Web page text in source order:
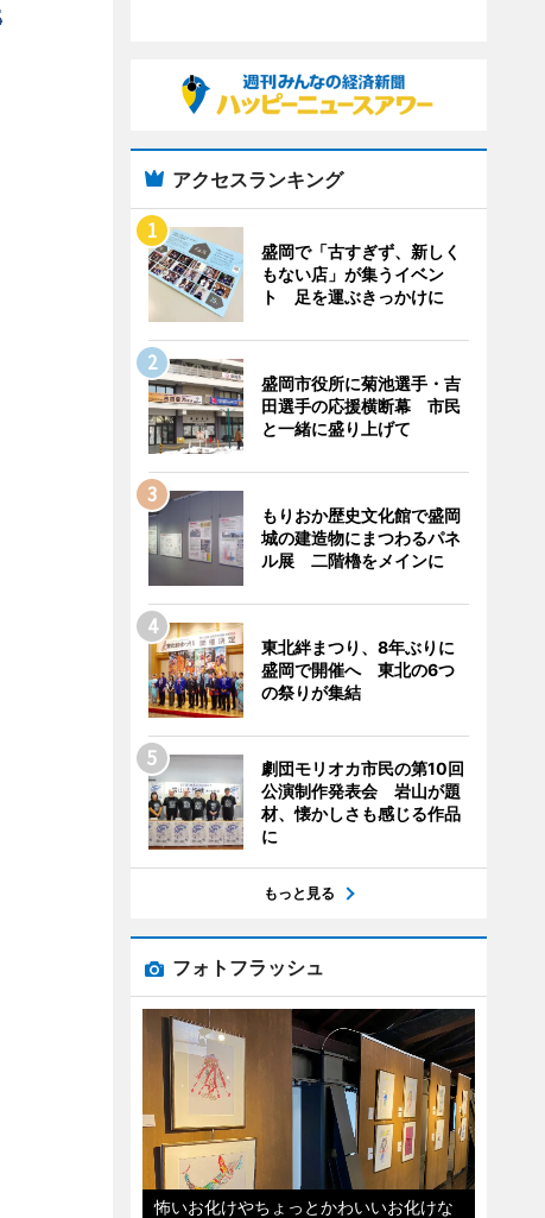
アクセスランキング
盛岡で「古すぎず、新しく
もない店」が集うイベン
ト 足を運ぶきっかけに
盛岡市役所に菊池選手・吉
田選手の応援横断幕 市民
と一緒に盛り上げて
もりおか歴史文化館で盛岡
城の建造物にまつわるパネ
ル展 二階櫓をメインに
東北絆まつり、8年ぶりに
盛岡で開催へ 東北の6つ
の祭りが集結
劇団モリオカ市民の第10回
公演制作発表会 岩山が題
材、懐かしさも感じる作品
に
もっと見る
フォトフラッシュ
怖いお化けやちょっとかわいいお化けな